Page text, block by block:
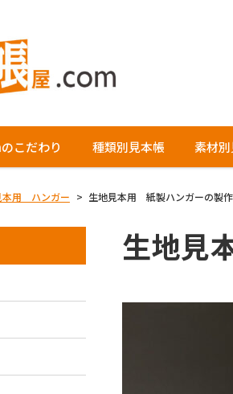
こだわり 種類別見本帳 素材
本用 ハンガー > 生地見本用 紙製ハンガーの製作
生地見